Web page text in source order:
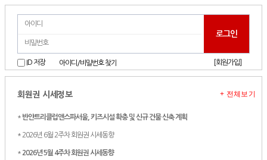
ID 저장 아이디/비밀번호 찾기 [회원가입]
회원권 시세정보
* 반얀트리클럽앤스파서울, 키즈시설 확충 및 신규 건물 신축 계획
* 2026년 6월 2주차 회원권 시세동향
* 2026년 5월 4주차 회원권 시세동향
+ 전체보기